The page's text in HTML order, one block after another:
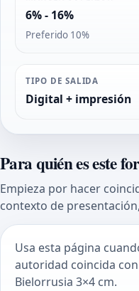
6% - 16%
Preferido 10%
TIPO DE SALIDA
Digital + impresión
Para quién es este
Empieza por hacer
contexto de
Usa esta página
autoridad coincida
Bielorrusia 3×4 cm.